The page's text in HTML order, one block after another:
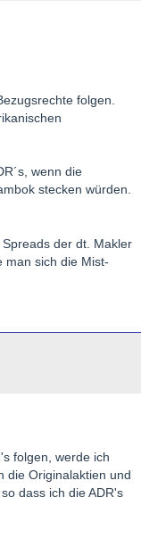
folgen.
wenn die
stecken würden.
der dt. Makler
man sich die Mist-
folgen, werde ich
die Originalaktien und
dass ich die ADR's